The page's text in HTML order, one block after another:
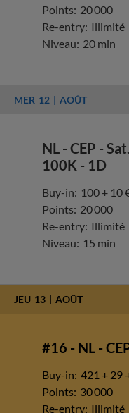
Points: 20 000
Re-entry: Illimité
Niveau: 20 min
MER 12 AOÛT
NL - CEP -
100K - 1D
Buy-in: 100 + 10
Points: 20 000
Re-entry: Illimité
Niveau: 15 min
JEU 13 AOÛT
#16 - NL -
Buy-in: 421 + 29
Points: 30 000
Re-entry: Illimité